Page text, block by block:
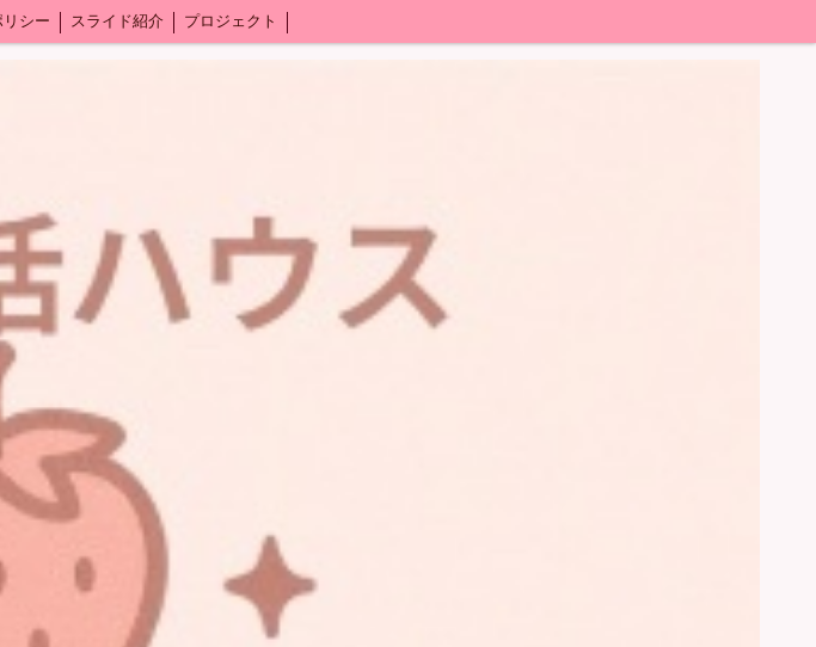
シー スライド紹介 プロジェクト